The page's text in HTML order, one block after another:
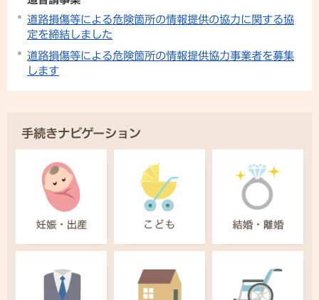
道路損傷等による危険箇所の情報提供の協力に関する協
定を締結しました
道路損傷等による危険箇所の情報提供協力事業者を募集
します
手続きナビゲーション